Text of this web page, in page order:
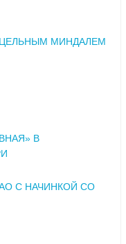
МИНДАЛЕМ
В
С НАЧИНКОЙ СО